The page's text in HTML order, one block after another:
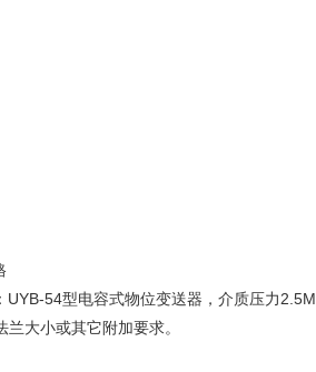
54型电容式物位变送器，介质压力
大小或其它附加要求。